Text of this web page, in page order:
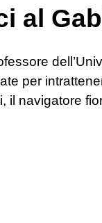
al
per
il navigatore